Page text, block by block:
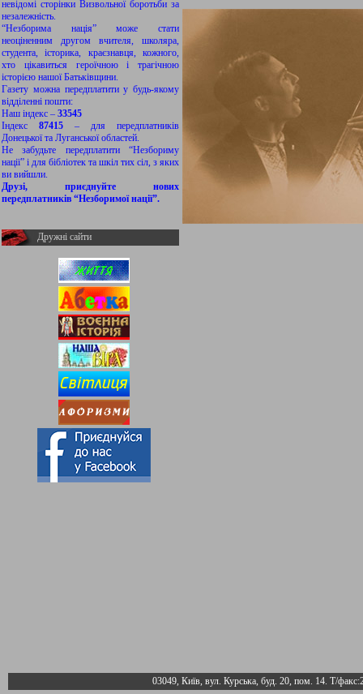
невідомі сторінки Визвольної боротьби за
незалежність.
“Незборима нація” може стати
неоціненним другом вчителя, школяра,
студента, історика, краєзнавця, кожного,
хто цікавиться героїчною і трагічною
історією нашої Батьківщини.
Газету можна передплатити у будь-якому
відділенні пошти:
Наш індекс – 33545
Індекс 87415 – для передплатників
Донецької та Луганської областей.
Не забудьте передплатити “Незбориму
нації” і для бібліотек та шкіл тих сіл, з яких
ви вийшли.
Друзі, приєднуйте нових
передплатників “Незборимої нації”.
Дружні сайти
03049, Київ, вул. Курська, буд. 20, пом. 14. Т/